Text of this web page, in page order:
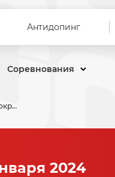
Антидопинг
Соревнования
Первенство Северо-Кавказского федерального округа по спортивной борьбе (дисциплина - вольная борьба) среди юношей до 16 лет
2024